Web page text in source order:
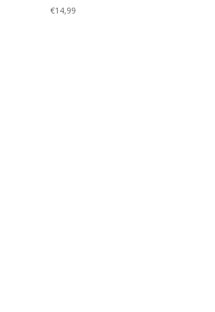
€14,99